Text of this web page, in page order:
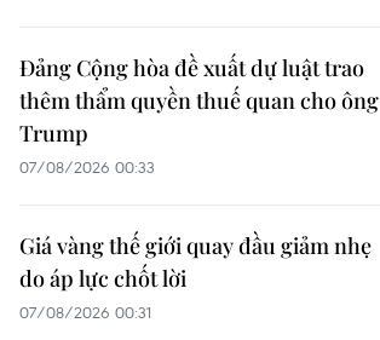
Đảng Cộng hòa đề xuất dự luật trao
thêm thẩm quyền thuế quan cho ông
Trump
07/08/2026 00:33
Giá vàng thế giới quay đầu giảm nhẹ
do áp lực chốt lời
07/08/2026 00:31